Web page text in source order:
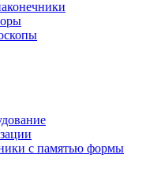
с памятью формы